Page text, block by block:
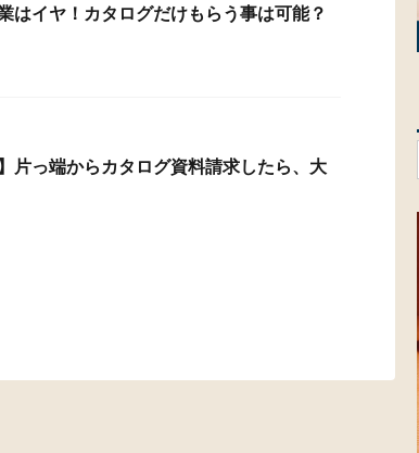
はイヤ！カタログだけもらう事は可能？
片っ端からカタログ資料請求したら、大